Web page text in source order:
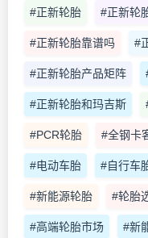
#正新轮胎 #正新轮
#正新轮胎靠谱吗 #
#正新轮胎产品矩阵
#正新轮胎和玛吉斯
#PCR轮胎 #全钢卡
#电动车胎 #自行车
#新能源轮胎 #轮胎
#高端轮胎市场 #新